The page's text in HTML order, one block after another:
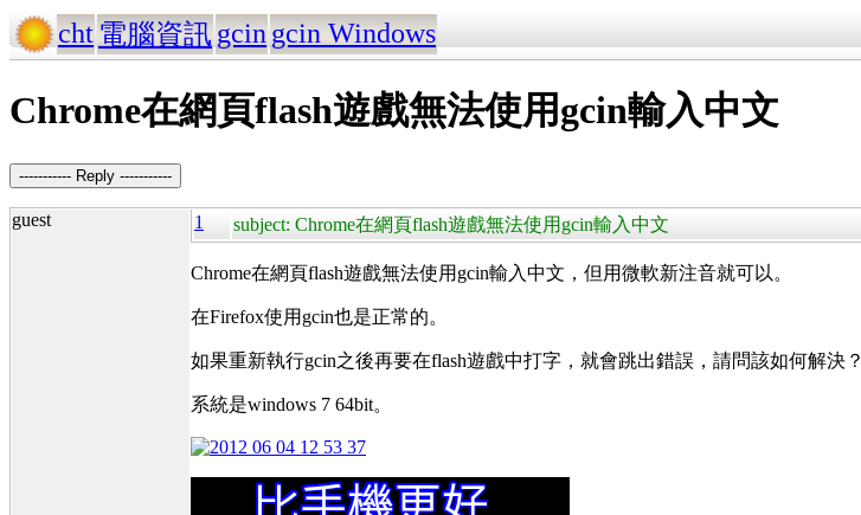
cht 電腦資訊 gcin gcin Windows
Chrome在網頁flash遊戲無法使用gcin輸入中文
----------- Reply -----------
guest 1 subject: Chrome在網頁flash遊戲無法使用gcin輸入中文
Chrome在網頁flash遊戲無法使用gcin輸入中文，但用微軟新注音就可以。
在Firefox使用gcin也是正常的。
如果重新執行gcin之後再要在flash遊戲中打字，就會跳出錯誤，請問該如何解決？
系統是windows 7 64bit。